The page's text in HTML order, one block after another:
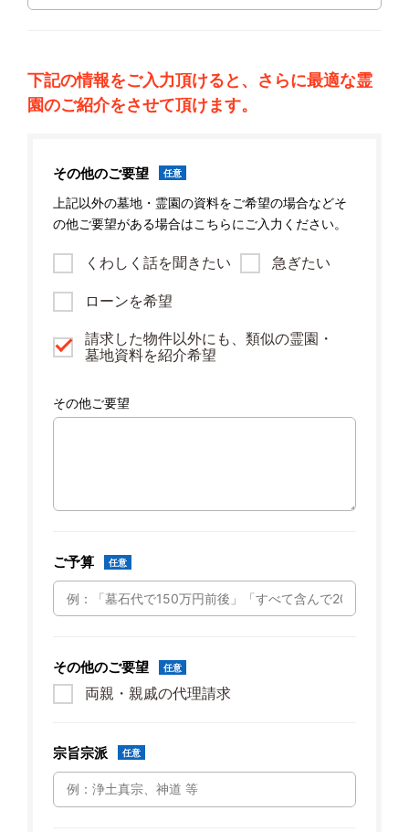
下記の情報をご入力頂けると、さらに最適な霊
園のご紹介をさせて頂けます。
その他のご要望 任意
上記以外の墓地・霊園の資料をご希望の場合などそ
の他ご要望がある場合はこちらにご入力ください。
くわしく話を聞きたい 急ぎたい
ローンを希望
請求した物件以外にも、類似の霊園・
墓地資料を紹介希望
その他ご要望
ご予算 任意
その他のご要望 任意
両親・親戚の代理請求
宗旨宗派 任意